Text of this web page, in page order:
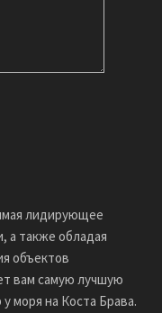
лидирующее
а также обладая
объектов
вам самую лучшую
моря на Коста Брава.